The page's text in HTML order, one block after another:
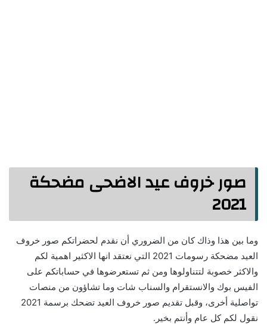
صور خروف عيد الاضحى مضحكة
2021
وما بين هذا وذاك كان من الضروري أن نقدم لحضراتكم صور خروف
العيد مضحكة رسومات 2021 التي نعتقد انها الاكثير اهمية لكم
والاكثر خصوبة لتتناولوها ومن ثم تستعرضوها في حساباتكم على
الفيس بوك والانستقرام والسناب شات وما تشاؤون من منصات
تواصلية أخرى، وقبل تقديم صور خروف العيد تضحك برسمة 2021
نقول لكم كل عام وأنتم بخير.